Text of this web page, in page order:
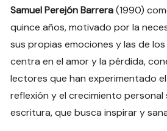
Samuel Perejón Barrera(1990)
quince años, motivado por la
sus propias emociones y las de
centra en el amor y la pérdida,
lectores que han experimentado
reflexión y el crecimiento personal
escritura, que busca inspirar y